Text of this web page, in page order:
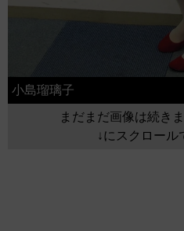
小島瑠璃子
まだまだ画像は続き
↓にスクロール